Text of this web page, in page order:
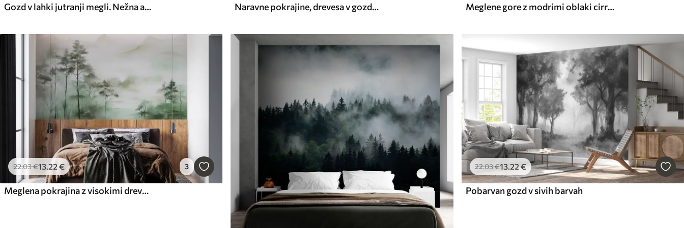
Gozd v lahki jutranji megli. Nežna atmosferska slika v slogu umetniške pokrajine Naravne pokrajine, drevesa v gozdu, grunge tekstura, sive barve Meglene gore z modrimi oblaki cirrus na nebu
22.03€13.22 € 3
Meglena pokrajina z visokimi drevesi in gorami v pridušenih zelenih in sivih tonih, minimalističen slog, teksturirana
22.03€13.22€
Pobarvan gozd v sivih barvah